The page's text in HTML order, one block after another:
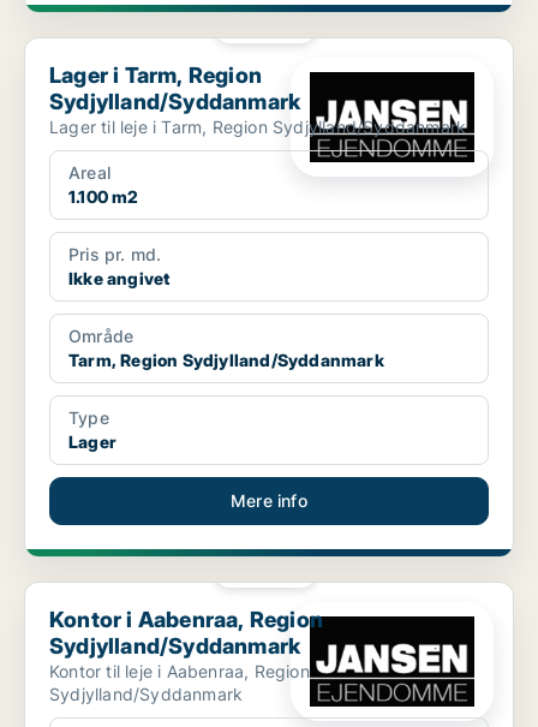
Lager i Tarm, Region Sydjylland/Syddanmark
Lager i Tarm, Region
Sydjylland/Syddanmark
Lager til leje i Tarm, Region Sydjylland/Syddanmark
Areal
1.100 m2
Pris pr. md.
Ikke angivet
Område
Tarm, Region Sydjylland/Syddanmark
Type
Lager
Mere info
Kontor i Aabenraa, Region Sydjylland/Syddanmark
Kontor i Aabenraa, Region
Sydjylland/Syddanmark
Kontor til leje i Aabenraa, Region
Sydjylland/Syddanmark